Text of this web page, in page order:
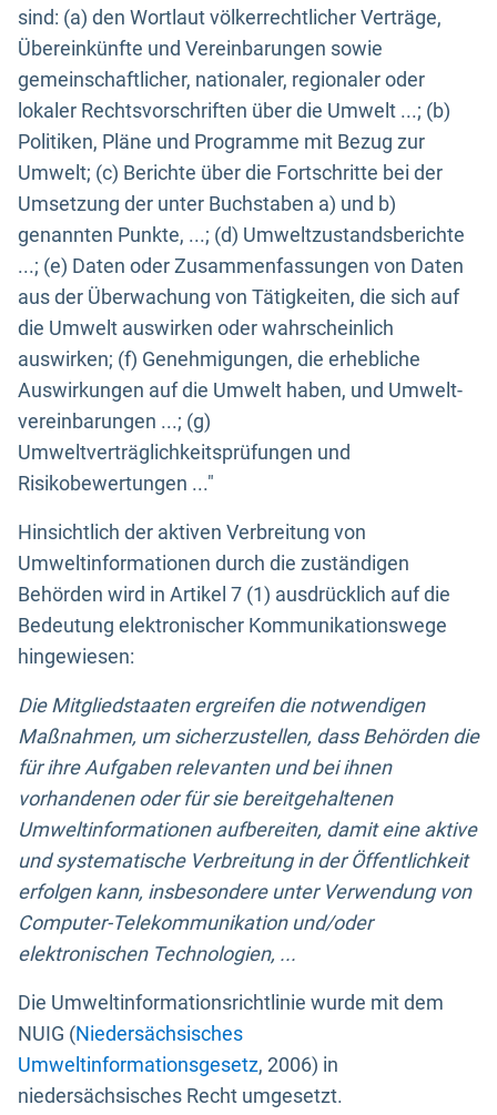
sind: (a) den Wortlaut völkerrechtlicher Verträge,
Übereinkünfte und Vereinbarungen sowie
gemeinschaftlicher, nationaler, regionaler oder
lokaler Rechtsvorschriften über die Umwelt ...; (b)
Politiken, Pläne und Programme mit Bezug zur
Umwelt; (c) Berichte über die Fortschritte bei der
Umsetzung der unter Buchstaben a) und b)
genannten Punkte, ...; (d) Umweltzustandsberichte
...; (e) Daten oder Zusammenfassungen von Daten
aus der Überwachung von Tätigkeiten, die sich auf
die Umwelt auswirken oder wahrscheinlich
auswirken; (f) Genehmigungen, die erhebliche
Auswirkungen auf die Umwelt haben, und Umwelt-
vereinbarungen ...; (g)
Umweltverträglichkeitsprüfungen und
Risikobewertungen ..."
Hinsichtlich der aktiven Verbreitung von
Umweltinformationen durch die zuständigen
Behörden wird in Artikel 7 (1) ausdrücklich auf die
Bedeutung elektronischer Kommunikationswege
hingewiesen:
Die Mitgliedstaaten ergreifen die notwendigen
Maßnahmen, um sicherzustellen, dass Behörden die
für ihre Aufgaben relevanten und bei ihnen
vorhandenen oder für sie bereitgehaltenen
Umweltinformationen aufbereiten, damit eine aktive
und systematische Verbreitung in der Öffentlichkeit
erfolgen kann, insbesondere unter Verwendung von
Computer-Telekommunikation und/oder
elektronischen Technologien, ...
Die Umweltinformationsrichtlinie wurde mit dem
NUIG (Niedersächsisches
Umweltinformationsgesetz, 2006) in
niedersächsisches Recht umgesetzt.